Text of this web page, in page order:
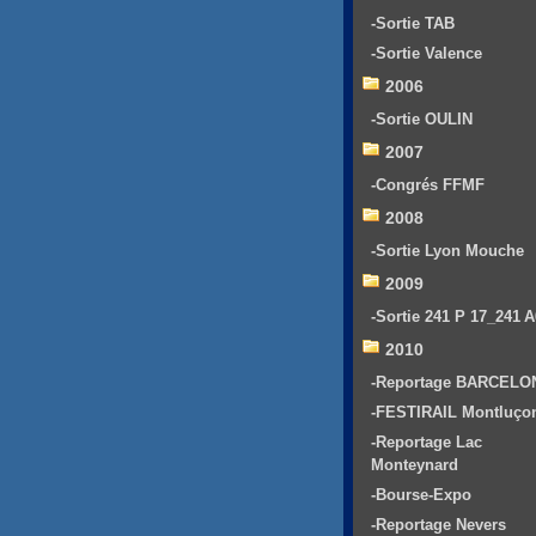
-Sortie TAB
-Sortie Valence
2006
-Sortie OULIN
2007
-Congrés FFMF
2008
-Sortie Lyon Mouche
2009
-Sortie 241 P 17_241
2010
-Reportage
-FESTIRAIL
-Reportage Lac
Monteynard
-Bourse-Expo
-Reportage Nevers